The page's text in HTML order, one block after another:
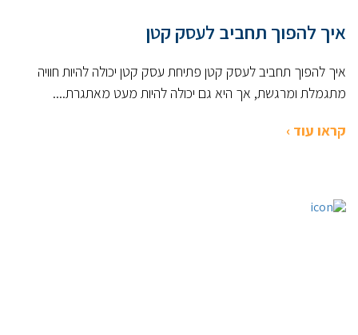
איך להפוך תחביב לעסק קטן
איך להפוך תחביב לעסק קטן פתיחת עסק קטן יכולה להיות חוויה
מתגמלת ומרגשת, אך היא גם יכולה להיות מעט מאתגרת....
קראו עוד ›